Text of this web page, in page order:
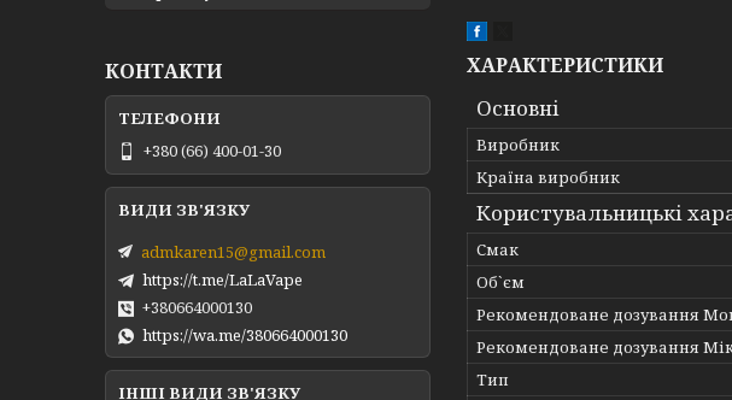
ХАРАКТЕРИСТИКИ
Основні
Виробник
Країна виробник
Користувальницькі
Смак
Об`єм
Рекомендоване дозування
Рекомендоване дозування
Тип
КОНТАКТИ
+380 (66) 400-01-30
admkaren15@gmail.com
https://t.me/LaLaVape
+380664000130
https://wa.me/380664000130
ІНШІ ВИДИ ЗВ'ЯЗКУ